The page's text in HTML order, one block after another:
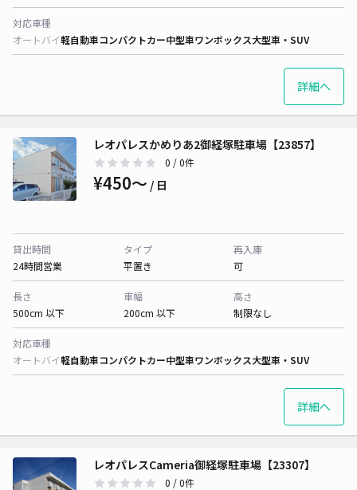
対応車種
オートバイ軽自動車コンパクトカー中型車ワンボックス大型車・SUV
詳細へ
レオパレスかめりあ2御経塚駐車場【23857】
0 / 0件
¥450〜 / 日
貸出時間
24時間営業
タイプ
平置き
再入庫
可
長さ
500cm 以下
車幅
200cm 以下
高さ
制限なし
対応車種
オートバイ軽自動車コンパクトカー中型車ワンボックス大型車・SUV
詳細へ
レオパレスCameria御経塚駐車場【23307】
0 / 0件